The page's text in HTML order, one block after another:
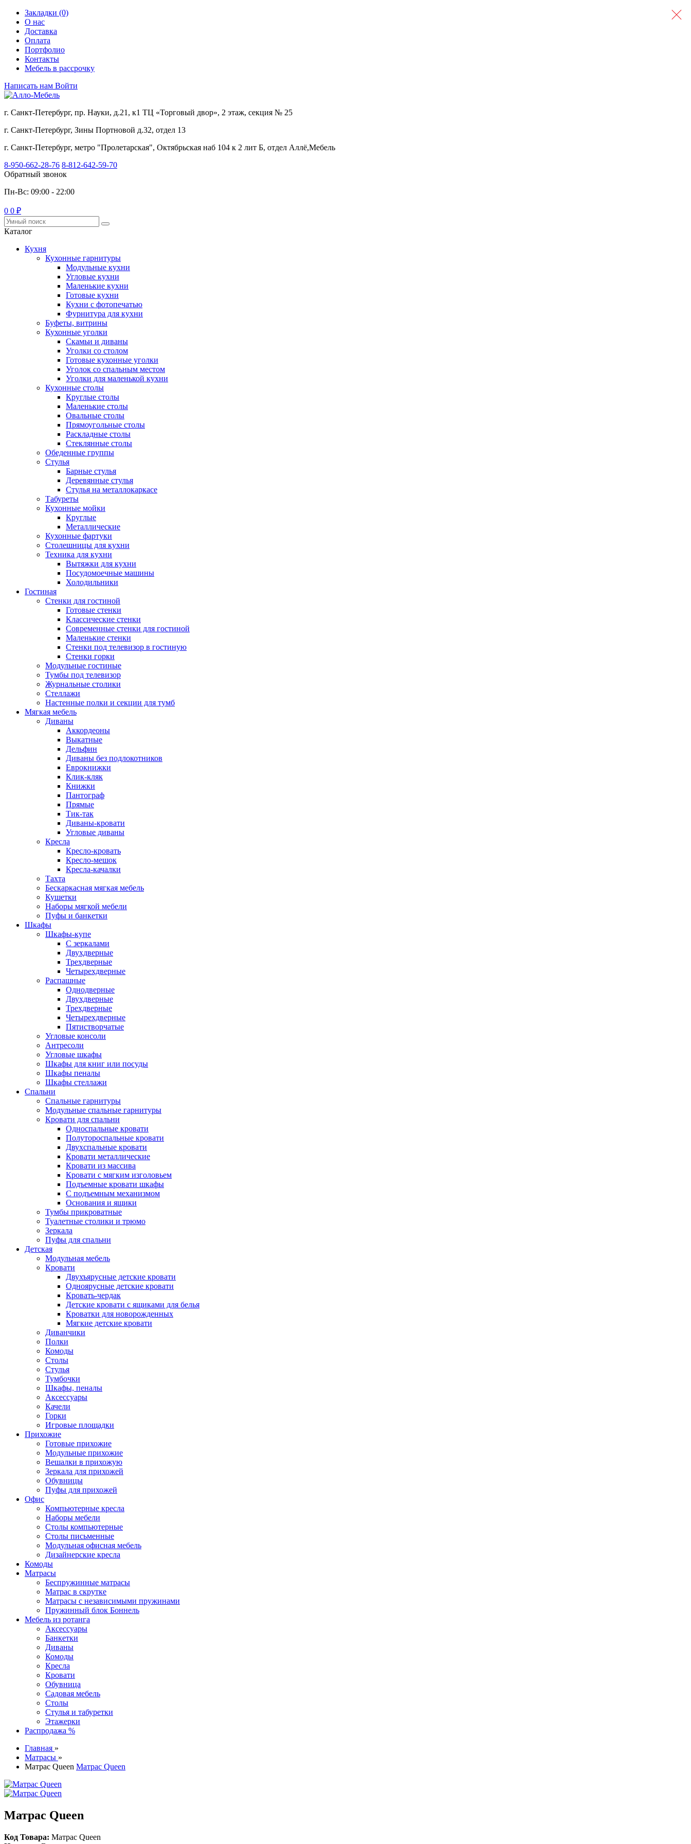
Закладки (0)
О нас
Доставка
Оплата
Портфолио
Контакты
Мебель в рассрочку
Написать нам Войти
г. Санкт-Петербург, пр. Науки, д.21, к1 ТЦ «Торговый двор», 2 этаж, секция № 25
г. Санкт-Петербург, Зины Портновой д.32, отдел 13
г. Санкт-Петербург, метро "Пролетарская", Октябрьская наб 104 к 2 лит Б, отдел Аллё,Мебель
8-950-662-28-76 8-812-642-59-70
Обратный звонок
Пн-Вс: 09:00 - 22:00
0 0 ₽
Каталог
Кухня
Кухонные гарнитуры
Модульные кухни
Угловые кухни
Маленькие кухни
Готовые кухни
Кухни с фотопечатью
Фурнитура для кухни
Буфеты, витрины
Кухонные уголки
Скамьи и диваны
Уголки со столом
Готовые кухонные уголки
Уголок со спальным местом
Уголки для маленькой кухни
Кухонные столы
Круглые столы
Маленькие столы
Овальные столы
Прямоугольные столы
Раскладные столы
Стеклянные столы
Обеденные группы
Стулья
Барные стулья
Деревянные стулья
Стулья на металлокаркасе
Табуреты
Кухонные мойки
Круглые
Металлические
Кухонные фартуки
Столешницы для кухни
Техника для кухни
Вытяжки для кухни
Посудомоечные машины
Холодильники
Гостиная
Стенки для гостиной
Готовые стенки
Классические стенки
Современные стенки для гостиной
Маленькие стенки
Стенки под телевизор в гостиную
Стенки горки
Модульные гостиные
Тумбы под телевизор
Журнальные столики
Стеллажи
Настенные полки и секции для тумб
Мягкая мебель
Диваны
Аккордеоны
Выкатные
Дельфин
Диваны без подлокотников
Еврокнижки
Клик-кляк
Книжки
Пантограф
Прямые
Тик-так
Диваны-кровати
Угловые диваны
Кресла
Кресло-кровать
Кресло-мешок
Кресла-качалки
Тахта
Бескаркасная мягкая мебель
Кушетки
Наборы мягкой мебели
Пуфы и банкетки
Шкафы
Шкафы-купе
С зеркалами
Двухдверные
Трехдверные
Четырехдверные
Распашные
Однодверные
Двухдверные
Трехдверные
Четырехдверные
Пятистворчатые
Угловые консоли
Антресоли
Угловые шкафы
Шкафы для книг или посуды
Шкафы пеналы
Шкафы стеллажи
Спальни
Спальные гарнитуры
Модульные спальные гарнитуры
Кровати для спальни
Односпальные кровати
Полутороспальные кровати
Двухспальные кровати
Кровати металлические
Кровати из массива
Кровати с мягким изголовьем
Подъемные кровати шкафы
С подъемным механизмом
Основания и ящики
Тумбы прикроватные
Туалетные столики и трюмо
Зеркала
Пуфы для спальни
Детская
Модульная мебель
Кровати
Двухъярусные детские кровати
Одноярусные детские кровати
Кровать-чердак
Детские кровати с ящиками для белья
Кроватки для новорожденных
Мягкие детские кровати
Диванчики
Полки
Комоды
Столы
Стулья
Тумбочки
Шкафы, пеналы
Аксессуары
Качели
Горки
Игровые площадки
Прихожие
Готовые прихожие
Модульные прихожие
Вешалки в прихожую
Зеркала для прихожей
Обувницы
Пуфы для прихожей
Офис
Компьютерные кресла
Наборы мебели
Столы компьютерные
Столы письменные
Модульная офисная мебель
Дизайнерские кресла
Комоды
Матрасы
Беспружинные матрасы
Матрас в скрутке
Матрасы с независимыми пружинами
Пружинный блок Боннель
Мебель из ротанга
Аксессуары
Банкетки
Диваны
Комоды
Кресла
Кровати
Обувница
Садовая мебель
Столы
Стулья и табуретки
Этажерки
Распродажа %
Главная »
Матрасы »
Матрас Queen Матрас Queen
Матрас Queen
Код Товара: Матрас Queen